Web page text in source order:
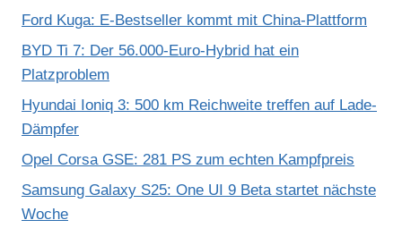
Ford Kuga: E-Bestseller kommt mit China-Plattform
BYD Ti 7: Der 56.000-Euro-Hybrid hat ein
Platzproblem
Hyundai Ioniq 3: 500 km Reichweite treffen auf Lade-
Dämpfer
Opel Corsa GSE: 281 PS zum echten Kampfpreis
Samsung Galaxy S25: One UI 9 Beta startet nächste
Woche